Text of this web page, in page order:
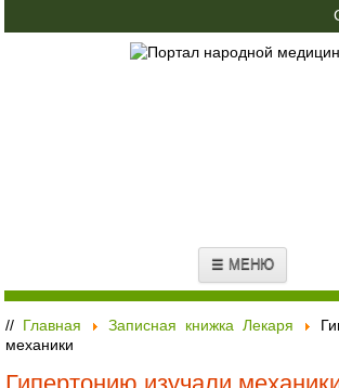
☰ МЕНЮ
// Главная Записная книжка Лекаря
механики